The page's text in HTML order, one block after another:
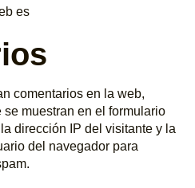
es
comentarios en la web,
muestran en el formulario
dirección IP del visitante y la
del navegador para